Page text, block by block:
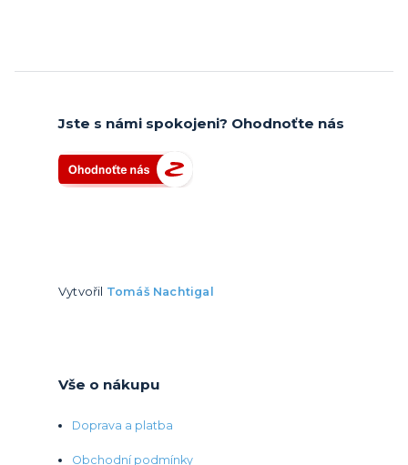
Jste s námi spokojeni? Ohodnoťte nás
Vytvořil Tomáš Nachtigal
Vše o nákupu
Doprava a platba
Obchodní podmínky